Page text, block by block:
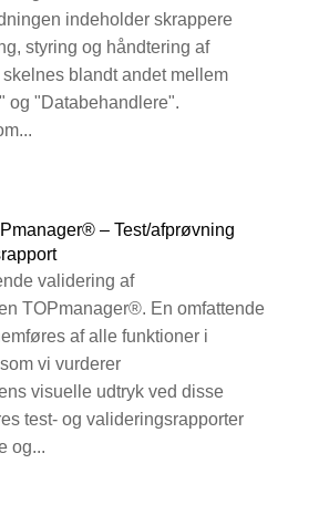
indeholder skrappere
styring og håndtering af
blandt andet mellem
og "Databehandlere".
– Test/afprøvning
validering af
TOPmanager®. En omfattende
af alle funktioner i
vi vurderer
visuelle udtryk ved disse
test- og valideringsrapporter
og...